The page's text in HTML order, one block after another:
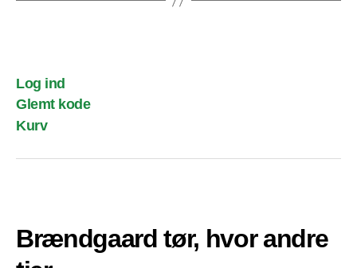
Log ind
Glemt kode
Kurv
Brændgaard tør, hvor andre